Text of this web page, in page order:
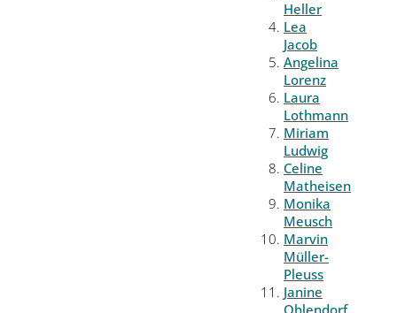
Heller
Lea
Jacob
Angelina
Lorenz
Laura
Lothmann
Miriam
Ludwig
Celine
Matheisen
Monika
Meusch
Marvin
Müller-
Pleuss
Janine
Ohlendorf